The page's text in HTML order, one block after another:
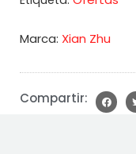
Marca: Xian Zhu
Compartir: